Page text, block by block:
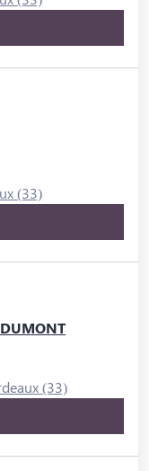
(33)
(33)